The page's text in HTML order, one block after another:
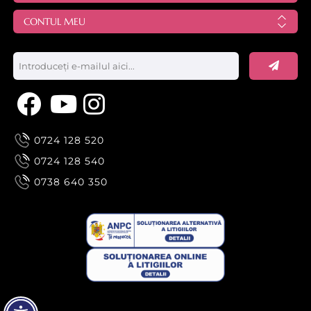
CONTUL MEU
0724 128 520
0724 128 540
0738 640 350